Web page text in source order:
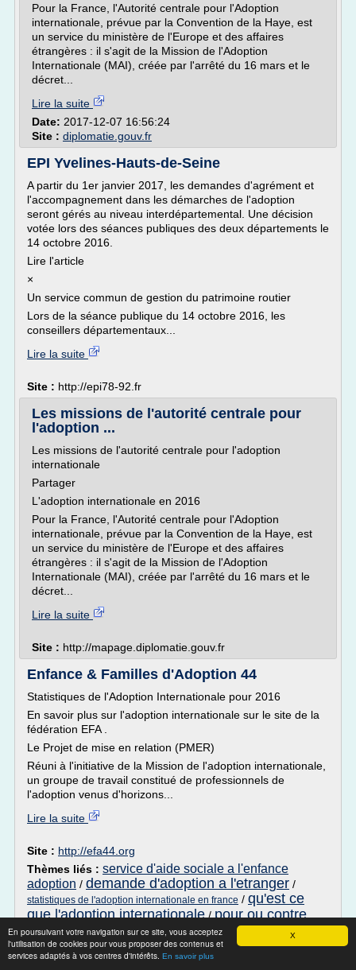
X
En poursuivant votre navigation sur ce site, vous acceptez
l'utilisation de cookies pour vous proposer des contenus et
services adaptés à vos centres d'intérêts. En savoir plus
Pour la France, l'Autorité centrale pour l'Adoption
internationale, prévue par la Convention de la Haye, est
un service du ministère de l'Europe et des affaires
étrangères : il s'agit de la Mission de l'Adoption
Internationale (MAI), créée par l'arrêté du 16 mars et le
décret...
Lire la suite
Date: 2017-12-07 16:56:24
Site : diplomatie.gouv.fr
EPI Yvelines-Hauts-de-Seine
A partir du 1er janvier 2017, les demandes d'agrément et
l'accompagnement dans les démarches de l'adoption
seront gérés au niveau interdépartemental. Une décision
votée lors des séances publiques des deux départements le
14 octobre 2016.
Lire l'article
×
Un service commun de gestion du patrimoine routier
Lors de la séance publique du 14 octobre 2016, les
conseillers départementaux...
Lire la suite
Site : http://epi78-92.fr
Les missions de l'autorité centrale pour
l'adoption ...
Les missions de l'autorité centrale pour l'adoption
internationale
Partager
L'adoption internationale en 2016
Pour la France, l'Autorité centrale pour l'Adoption
internationale, prévue par la Convention de la Haye, est
un service du ministère de l'Europe et des affaires
étrangères : il s'agit de la Mission de l'Adoption
Internationale (MAI), créée par l'arrêté du 16 mars et le
décret...
Lire la suite
Site : http://mapage.diplomatie.gouv.fr
Enfance & Familles d'Adoption 44
Statistiques de l'Adoption Internationale pour 2016
En savoir plus sur l'adoption internationale sur le site de la
fédération EFA .
Le Projet de mise en relation (PMER)
Réuni à l'initiative de la Mission de l'adoption internationale,
un groupe de travail constitué de professionnels de
l'adoption venus d'horizons...
Lire la suite
Site : http://efa44.org
Thèmes liés : service d'aide sociale a l'enfance
adoption / demande d'adoption a l'etranger /
statistiques de l'adoption internationale en france / qu'est ce
que l'adoption internationale/pour ou contre
l'adoption internationale
Se faire adopter par son beau père -